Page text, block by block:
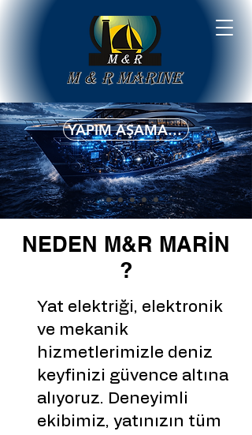
YAPIM AŞAMASINDA
YAPIM AŞAMASINDA
NEDEN M&R MARİN
?
Yat elektriği, elektronik
ve mekanik
hizmetlerimizle deniz
keyfinizi güvence altına
alıyoruz. Deneyimli
ekibimiz, yatınızın tüm